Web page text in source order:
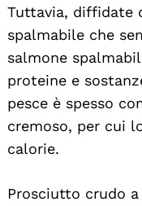
Tuttavia, diffidate
spalmabile che
salmone
proteine e
pesce è spesso
cremoso, per cui
calorie.
Prosciutto crudo